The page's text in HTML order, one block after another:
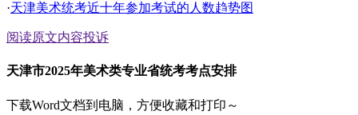
·天津美术统考近十年参加考试的人数趋势图
阅读原文内容投诉
天津市2025年美术类专业省统考考点安排
下载Word文档到电脑，方便收藏和打印～